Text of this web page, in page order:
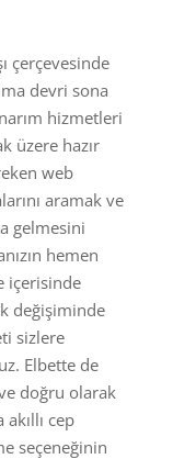
çerçevesinde
devri sona
hizmetleri
üzere hazır
web
aramak ve
gelmesini
hemen
içerisinde
değişiminde
sizlere
Elbette de
doğru olarak
cep
seçeneğinin